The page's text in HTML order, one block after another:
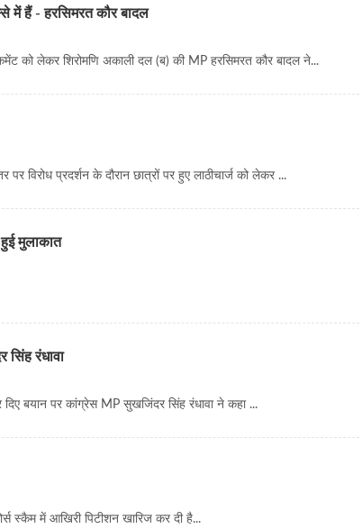
हैं - हरसिमरत कौर बादल
को लेकर शिरोमणि अकाली दल (ब) की MP हरसिमरत कौर बादल ने...
विरोध प्रदर्शन के दौरान छात्रों पर हुए लाठीचार्ज को लेकर ...
मुलाकात
रंधावा
बयान पर कांग्रेस MP सुखजिंदर सिंह रंधावा ने कहा ...
स्कैम में आखिरी पिटीशन खारिज कर दी है...